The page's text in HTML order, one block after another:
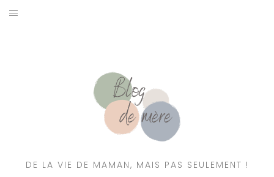
DE LA VIE DE MAMAN, MAIS PAS SEULEMENT !
RESSOURCES NUTRITION & PARENTALITÉ